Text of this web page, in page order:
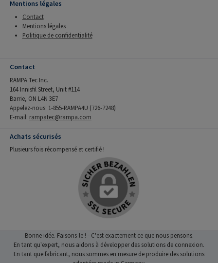
Mentions légales
Contact
Mentions légales
Politique de confidentialité
Contact
RAMPA Tec Inc.
164 Innisfil Street, Unit #114
Barrie, ON L4N 3E7
Appelez-nous: 1-855-RAMPA4U (726-7248)
E-mail: rampatec@rampa.com
Achats sécurisés
Plusieurs fois récompensé et certifié !
Bonne idée. Faisons-le ! - C'est exactement ce que nous pensons.
En tant qu'expert, nous aidons à développer des solutions de connexion.
En tant que fabricant, nous sommes en mesure de produire des solutions